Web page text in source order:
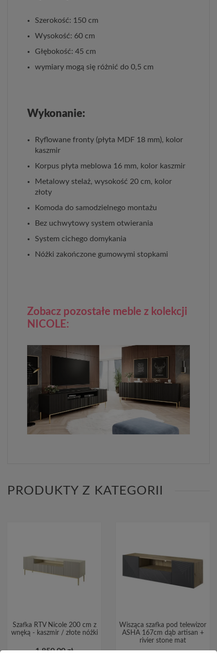
Szerokość: 150 cm
Wysokość: 60 cm
Głębokość: 45 cm
wymiary mogą się różnić do 0,5 cm
Wykonanie:
Ryflowane fronty (płyta MDF 18 mm), kolor
kaszmir
Korpus płyta meblowa 16 mm, kolor kaszmir
Metalowy stelaż, wysokość 20 cm, kolor
złoty
Komoda do samodzielnego montażu
Bez uchwytowy system otwierania
System cichego domykania
Nóżki zakończone gumowymi stopkami
Zobacz pozostałe meble z kolekcji
NICOLE:
PRODUKTY Z KATEGORII
Szafka RTV Nicole 200 cm z
wnęką - kaszmir / złote nóżki
1 850,00 zł
Wisząca szafka pod telewizor
ASHA 167cm dąb artisan +
rivier stone mat